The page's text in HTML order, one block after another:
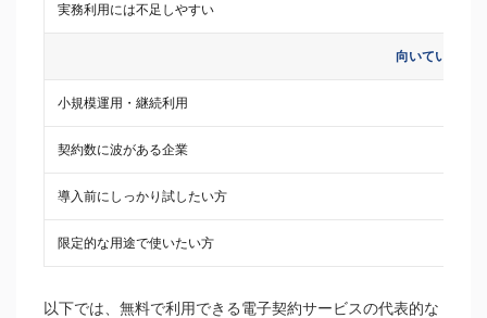
実務利用には不足しやすい
向いている人
小規模運用・継続利用
契約数に波がある企業
導入前にしっかり試したい方
限定的な用途で使いたい方
以下では、無料で利用できる電子契約サービスの代表的な